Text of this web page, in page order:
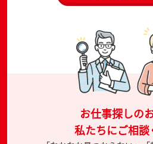
お仕事探しの
私たちにご相談